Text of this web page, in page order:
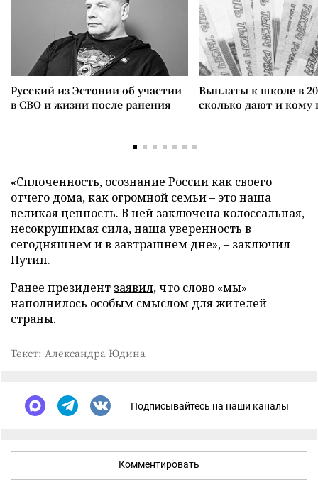
Русский из Эстонии об участии
в СВО и жизни после ранения
Выплаты к школе в
сколько дают и
«Сплоченность, осознание России как своего
отчего дома, как огромной семьи – это наша
великая ценность. В ней заключена колоссальная,
несокрушимая сила, наша уверенность в
сегодняшнем и в завтрашнем дне», – заключил
Путин.
Ранее президент заявил, что слово «мы»
наполнилось особым смыслом для жителей
страны.
Текст: Александра Юдина
Подписывайтесь на наши каналы
Комментировать